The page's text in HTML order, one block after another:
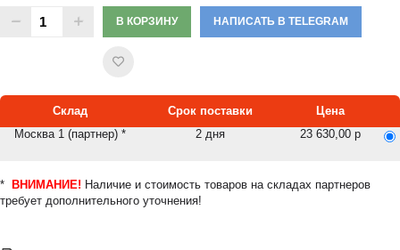
В КОРЗИНУ НАПИСАТЬ В TELEGRAM
Склад Срок поставки
Цена
Москва 1 (партнер) *
2 дня 23 630,00 р
* ВНИМАНИЕ! Наличие и стоимость товаров на складах партнеров
требует дополнительного уточнения!